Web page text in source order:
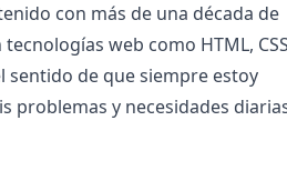
con más de una década de
web como HTML,
sentido de que siempre estoy
problemas y necesidades